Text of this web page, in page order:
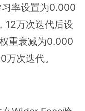
率设置为0.000
12万次迭代后设
重衰减为0.000
次迭代。